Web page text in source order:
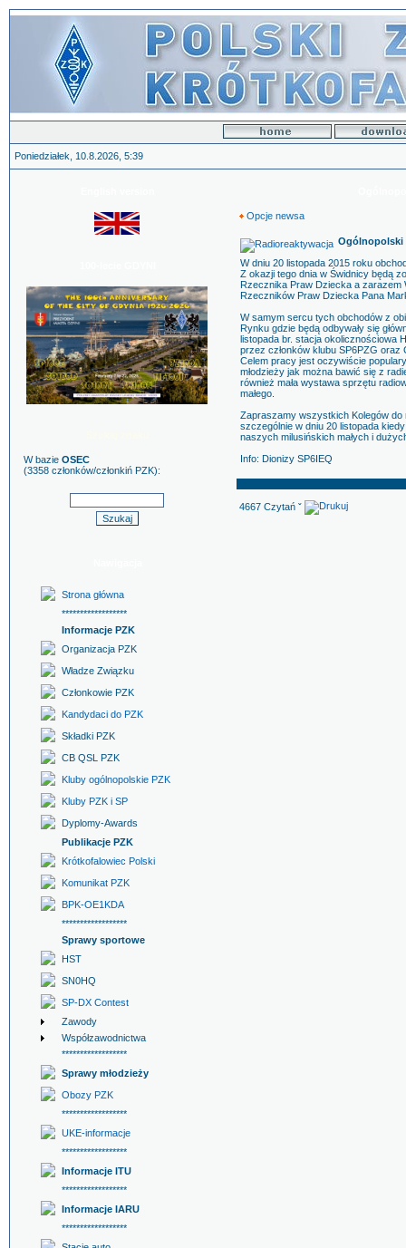
Poniedziałek, 10.8.2026, 5:39
W bazie OSEC
(3358 członków/członkiń PZK):
Strona główna
******************
Informacje PZK
Organizacja PZK
Władze Związku
Członkowie PZK
Kandydaci do PZK
Składki PZK
CB QSL PZK
Kluby ogólnopolskie PZK
Kluby PZK i SP
Dyplomy-Awards
Publikacje PZK
Krótkofalowiec Polski
Komunikat PZK
BPK-OE1KDA
******************
Sprawy sportowe
HST
SN0HQ
SP-DX Contest
Zawody
Współzawodnictwa
******************
Sprawy młodzieży
Obozy PZK
******************
UKE-informacje
******************
Informacje ITU
******************
Informacje IARU
******************
Opcje newsa
Ogólnopolski
W dniu 20 listopada 2015 roku
Z okazji tego dnia w Świdnicy będą
Rzecznika Praw Dziecka a zarazem
Rzeczników Praw Dziecka Pana
W samym sercu tych obchodów z
Rynku gdzie będą odbywały się
listopada br. stacja okolicznościowa
przez członków klubu SP6PZG oraz
Celem pracy jest oczywiście
młodzieży jak można bawić się z
również mała wystawa sprzętu
małego.
Zapraszamy wszystkich Kolegów do
szczególnie w dniu 20 listopada
naszych milusińskich małych i
Info: Dionizy SP6IEQ
4667 Czytań ˇ